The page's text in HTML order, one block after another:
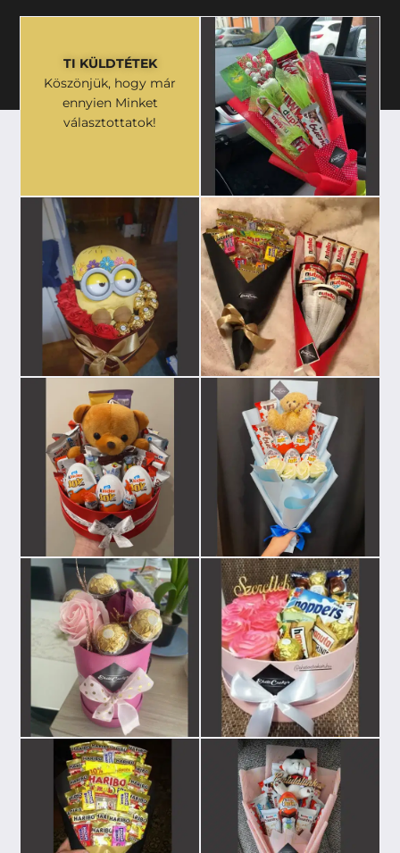
TI KÜLDTÉTEK
Köszönjük, hogy már
ennyien Minket
választottatok!